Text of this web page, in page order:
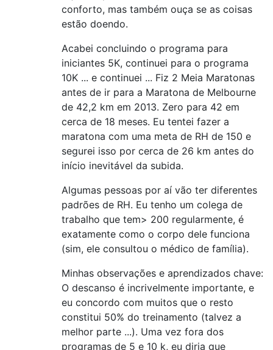
conforto, mas também ouça se as coisas
estão doendo.
Acabei concluindo o programa para
iniciantes 5K, continuei para o programa
10K ... e continuei ... Fiz 2 Meia Maratonas
antes de ir para a Maratona de Melbourne
de 42,2 km em 2013. Zero para 42 em
cerca de 18 meses. Eu tentei fazer a
maratona com uma meta de RH de 150 e
segurei isso por cerca de 26 km antes do
início inevitável da subida.
Algumas pessoas por aí vão ter diferentes
padrões de RH. Eu tenho um colega de
trabalho que tem> 200 regularmente, é
exatamente como o corpo dele funciona
(sim, ele consultou o médico de família).
Minhas observações e aprendizados chave:
O descanso é incrivelmente importante, e
eu concordo com muitos que o resto
constitui 50% do treinamento (talvez a
melhor parte ...). Uma vez fora dos
programas de 5 e 10 k, eu diria que